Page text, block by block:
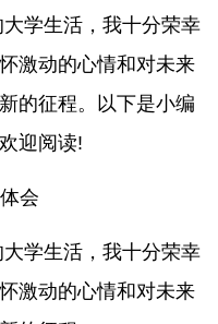
学生活，我十分荣幸
激动的心情和对未来
的征程。以下是小编
迎阅读!
会
学生活，我十分荣幸
激动的心情和对未来